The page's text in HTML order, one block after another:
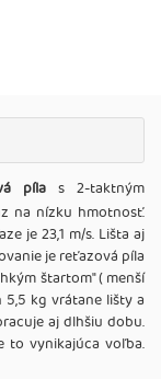
pílas 2-taktným
na nízku hmotnosť.
je 23,1 m/s. Lišta aj
je reťazová píla
štartom" ( menší
kg vrátane lišty a
aj dlhšiu dobu.
to vynikajúca voľba.